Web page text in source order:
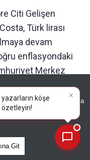
ve GDPR kapsamında
Metnimizi
Git
Citi Gelişen
Türk lirası
devam
enflasyondaki
Merkez
söyledi.